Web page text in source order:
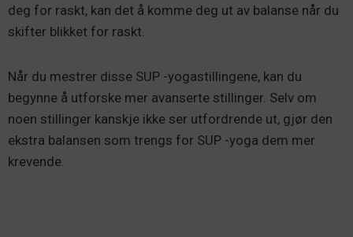
deg for raskt, kan det å komme deg ut av balanse når du
skifter blikket for raskt.
Når du mestrer disse SUP -yogastillingene, kan du
begynne å utforske mer avanserte stillinger. Selv om
noen stillinger kanskje ikke ser utfordrende ut, gjør den
ekstra balansen som trengs for SUP -yoga dem mer
krevende.